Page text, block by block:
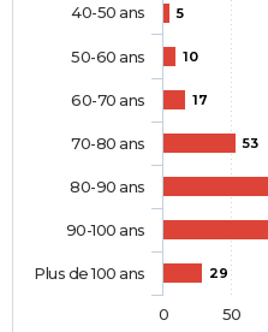
5
10
17
53
29
40-50 ans
50-60 ans
60-70 ans
70-80 ans
80-90 ans
90-100 ans
Plus de 100 ans
0 50